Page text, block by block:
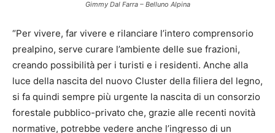
Gimmy Dal Farra – Belluno Alpina
“Per vivere, far vivere e rilanciare l’intero comprensorio
prealpino, serve curare l’ambiente delle sue frazioni,
creando possibilità per i turisti e i residenti. Anche alla
luce della nascita del nuovo Cluster della filiera del legno,
si fa quindi sempre più urgente la nascita di un consorzio
forestale pubblico-privato che, grazie alle recenti novità
normative, potrebbe vedere anche l’ingresso di un